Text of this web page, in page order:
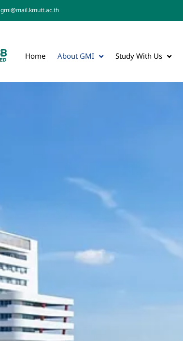
gmi@mail.kmutt.ac.th
Home About GMI Study With Us